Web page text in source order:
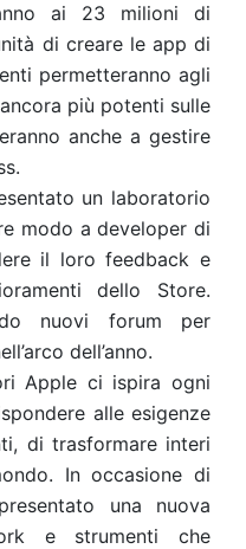
ai 23 milioni di
di creare le app di
permetteranno agli
più potenti sulle
anche a gestire
un laboratorio
modo a developer di
il loro feedback e
dello Store.
nuovi forum per
dell’anno.
Apple ci ispira ogni
alle esigenze
di trasformare interi
In occasione di
una nuova
e strumenti che